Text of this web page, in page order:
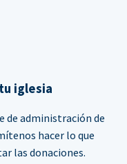
iglesia
de administración de
hacer lo que
las donaciones.